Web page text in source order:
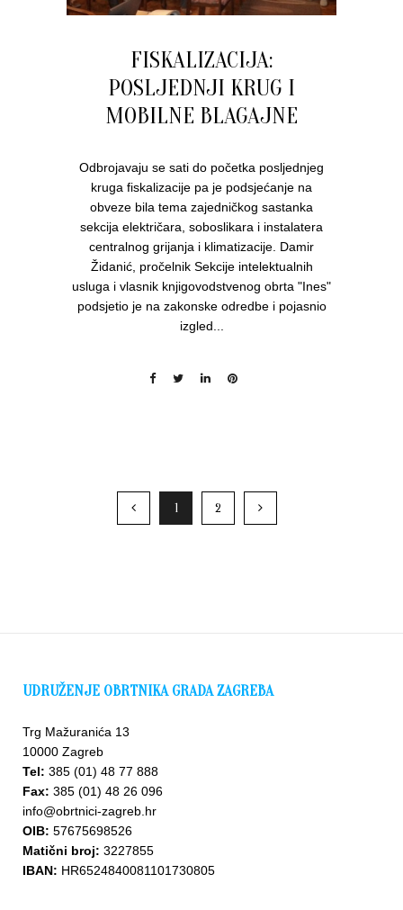
FISKALIZACIJA:
POSLJEDNJI KRUG I
MOBILNE BLAGAJNE
Odbrojavaju se sati do početka posljednjeg
kruga fiskalizacije pa je podsjećanje na
obveze bila tema zajedničkog sastanka
sekcija električara, soboslikara i instalatera
centralnog grijanja i klimatizacije. Damir
Židanić, pročelnik Sekcije intelektualnih
usluga i vlasnik knjigovodstvenog obrta "Ines"
podsjetio je na zakonske odredbe i pojasnio
izgled...
1 2
UDRUŽENJE OBRTNIKA GRADA ZAGREBA
Trg Mažuranića 13
10000 Zagreb
Tel: 385 (01) 48 77 888
Fax: 385 (01) 48 26 096
info@obrtnici-zagreb.hr
OIB: 57675698526
Matični broj: 3227855
IBAN: HR6524840081101730805